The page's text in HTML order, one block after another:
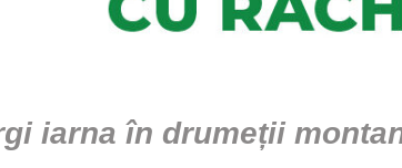
iarna în drumeții